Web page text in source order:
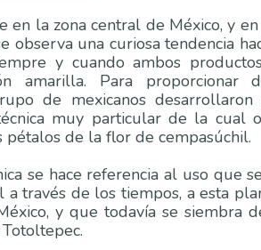
en la zona central de México, y
observa una curiosa tendencia
y cuando ambos
amarilla. Para proporcionar
de mexicanos
muy particular de la cual
pétalos de la flor de cempasúchil.
se hace referencia al uso que
a través de los tiempos, a esta
y que todavía se siembra